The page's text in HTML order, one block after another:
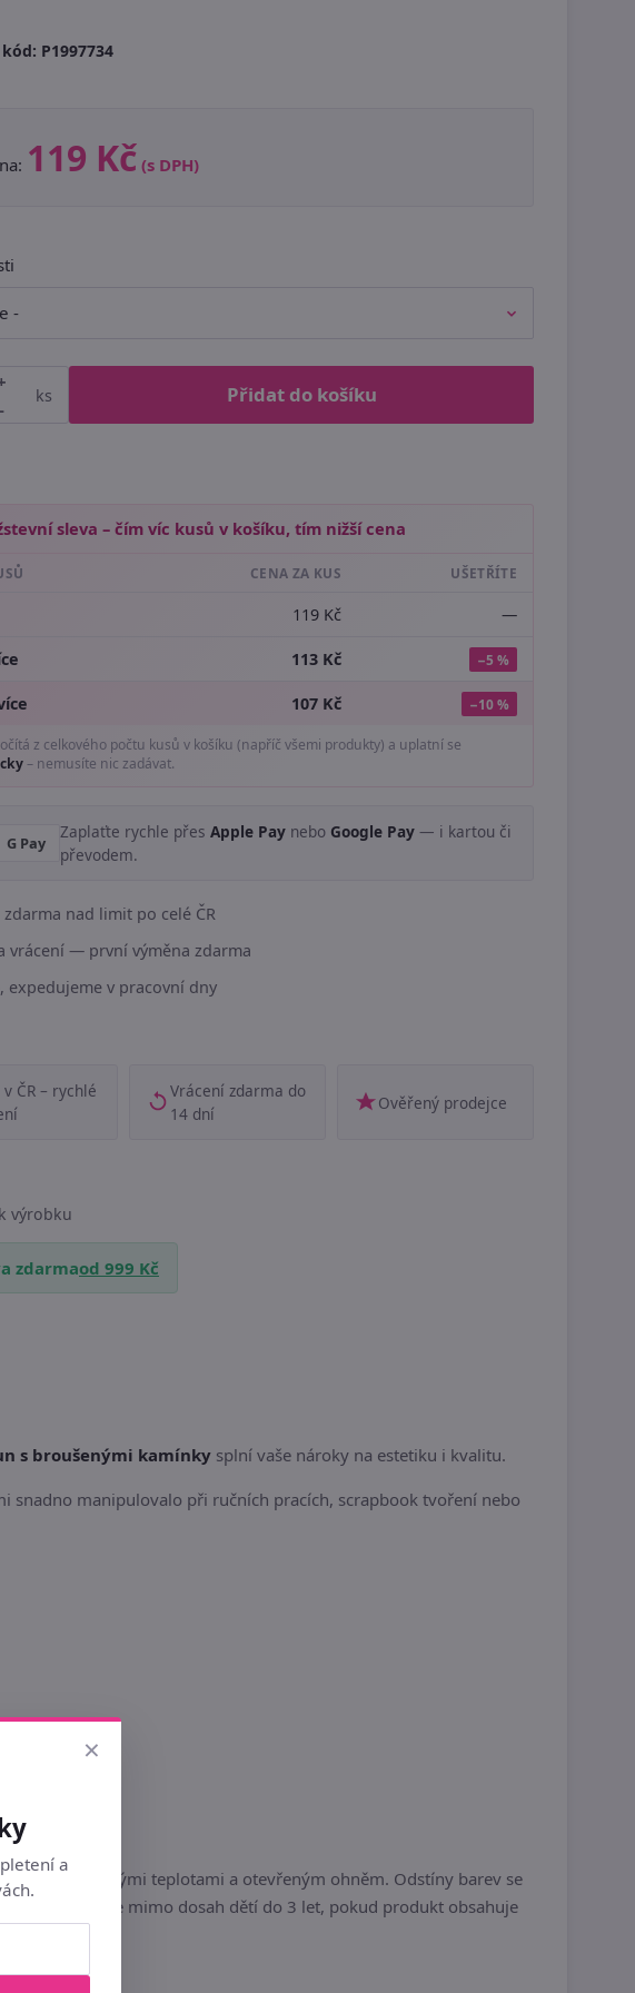
P1997734
119 Kč (s DPH)
-
ks Přidat do košíku
sleva – čím víc kusů v košíku, tím nižší cena
CENA ZA KUS UŠETŘÍTE
119 Kč —
113 Kč −5 %
107 Kč −10 %
z celkového počtu kusů v košíku (napříč všemi produkty) a uplatní se
– nemusíte nic zadávat.
G Pay
Zaplaťte rychle přes Apple Pay nebo Google Pay — i kartou či
převodem.
nad limit po celé ČR
vrácení — první výměna zdarma
expedujeme v pracovní dny
v ČR – rychlé
Vrácení zdarma do
14 dní
Ověřený prodejce
výrobku
zdarmaod 999 Kč
s broušenými kamínky splní vaše nároky na estetiku i kvalitu.
snadno manipulovalo při ručních pracích, scrapbook tvoření nebo
vysokými teplotami a otevřeným ohněm. Odstíny barev se
Skladujte mimo dosah dětí do 3 let, pokud produkt obsahuje
×
a